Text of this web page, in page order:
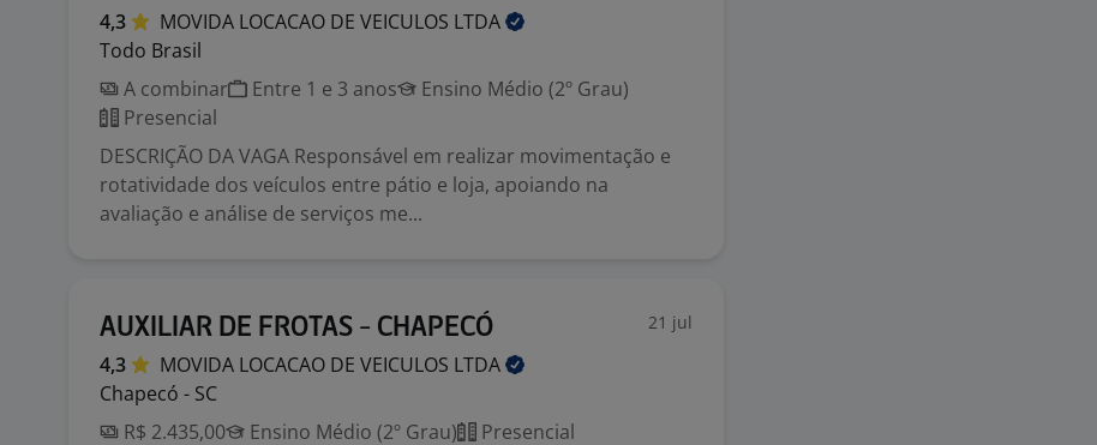
4,3 MOVIDA LOCACAO DE VEICULOS LTDA
Todo Brasil
A combinar
Entre 1 e 3 anos
Ensino Médio (2º Grau)
Presencial
DESCRIÇÃO DA VAGA Responsável em realizar movimentação e
rotatividade dos veículos entre pátio e loja, apoiando na
avaliação e análise de serviços me...
AUXILIAR DE FROTAS - CHAPECÓ 21 jul
4,3 MOVIDA LOCACAO DE VEICULOS LTDA
Chapecó - SC
R$ 2.435,00
Ensino Médio (2º Grau) Presencial